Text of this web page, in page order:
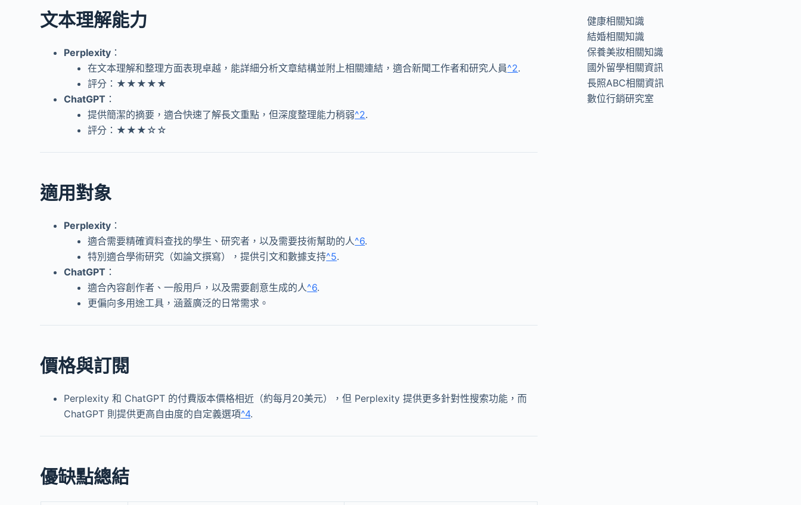
文本理解能力
Perplexity ：
在文本理解和整理方面表現卓越，能詳細分析文章結構並附上相關連結，適合新聞工作者和研究人員^2.
評分：★★★★★
ChatGPT ：
提供簡潔的摘要，適合快速了解長文重點，但深度整理能力稍弱^2.
評分：★★★☆☆
適用對象
Perplexity ：
適合需要精確資料查找的學生、研究者，以及需要技術幫助的人^6.
特別適合學術研究（如論文撰寫），提供引文和數據支持^5.
ChatGPT ：
適合內容創作者、一般用戶，以及需要創意生成的人^6.
更偏向多用途工具，涵蓋廣泛的日常需求。
價格與訂閱
Perplexity 和 ChatGPT 的付費版本價格相近（約每月20美元），但 Perplexity 提供更多針對性搜索功能，而
ChatGPT 則提供更高自由度的自定義選項^4.
優缺點總結
健康相關知識
結婚相關知識
保養美妝相關知識
國外留學相關資訊
長照ABC相關資訊
數位行銷研究室